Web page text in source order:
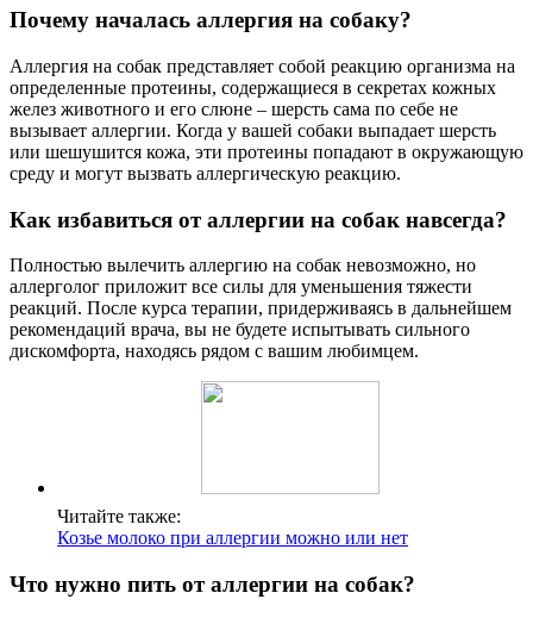
Почему началась аллергия на собаку?
Аллергия на собак представляет собой реакцию организма на
определенные протеины, содержащиеся в секретах кожных
желез животного и его слюне – шерсть сама по себе не
вызывает аллергии. Когда у вашей собаки выпадает шерсть
или шешушится кожа, эти протеины попадают в окружающую
среду и могут вызвать аллергическую реакцию.
Как избавиться от аллергии на собак навсегда?
Полностью вылечить аллергию на собак невозможно, но
аллерголог приложит все силы для уменьшения тяжести
реакций. После курса терапии, придерживаясь в дальнейшем
рекомендаций врача, вы не будете испытывать сильного
дискомфорта, находясь рядом с вашим любимцем.
Читайте также:
Козье молоко при аллергии можно или нет
Что нужно пить от аллергии на собак?